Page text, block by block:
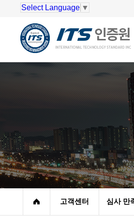
Select Language ▼
고객센터 심사 만